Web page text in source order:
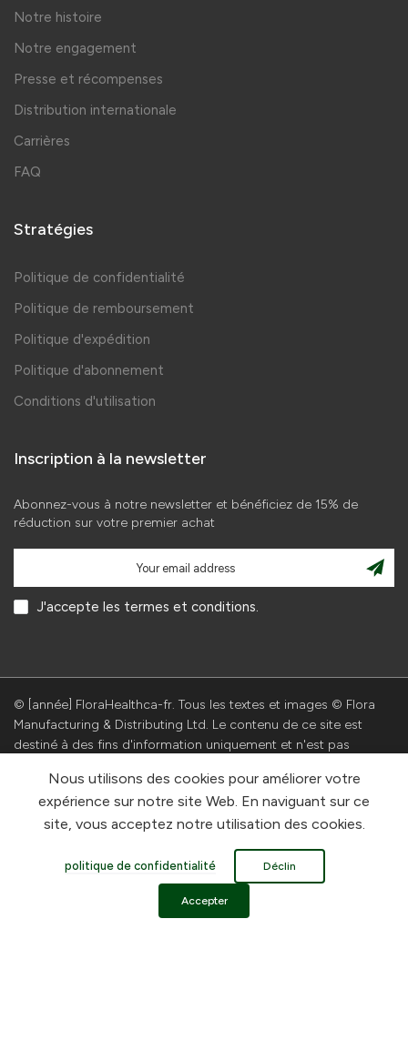
FLORA HEALTH REWARDS
Notre histoire
Notre engagement
Presse et récompenses
Distribution internationale
Carrières
FAQ
Stratégies
Politique de confidentialité
Politique de remboursement
Politique d'expédition
Politique d'abonnement
Conditions d'utilisation
Inscription à la newsletter
Abonnez-vous à notre newsletter et bénéficiez de 15% de
réduction sur votre premier achat
J'accepte les termes et conditions.
© [année] FloraHealthca-fr. Tous les textes et images © Flora
Manufacturing & Distributing Ltd. Le contenu de ce site est
destiné à des fins d'information uniquement et n'est pas
officielle en matière de santé. Flora Manufacturing &
Distributing Ltd. n'assume aucune responsabilité pour les
dommages pouvant résulter de l'utilisation, de l'abus ou de la
vous plait, lisez notre politique de confidentialité. Propulsé par
Nous utilisons des cookies pour améliorer votre
expérience sur notre site Web. En naviguant sur ce
site, vous acceptez notre utilisation des cookies.
politique de confidentialité Déclin
Accepter